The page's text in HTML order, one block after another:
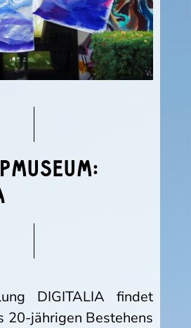
DIGITALIA findet
20-jährigen Bestehens